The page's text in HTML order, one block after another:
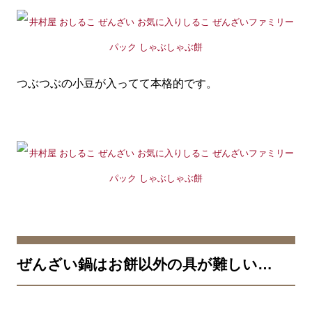
つぶつぶの小豆が入ってて本格的です。
ぜんざい鍋はお餅以外の具が難しい…